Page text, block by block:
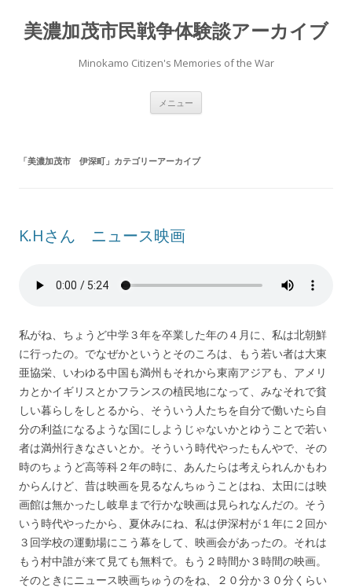
美濃加茂市民戦争体験談アーカイブ
Minokamo Citizen's Memories of the War
メニュー
「美濃加茂市 伊深町 」カテゴリーアーカイブ
K.Hさん ニュース映画
私がね、ちょうど中学３年を卒業した年の４月に、私は北朝鮮
に行ったの。でなぜかというとそのころは、もう若い者は大東
亜協栄、いわゆる中国も満州もそれから東南アジアも、アメリ
カとかイギリスとかフランスの植民地になって、みなそれで貧
しい暮らしをしとるから、そういう人たちを自分で働いたら自
分の利益になるような国にしようじゃないかとゆうことで若い
者は満州行きなさいとか。そういう時代やったもんやで、その
時のちょうど高等科２年の時に、あんたらは考えられんかもわ
からんけど、昔は映画を見るなんちゅうことはね、太田には映
画館は無かったし岐阜まで行かな映画は見られなんだの。そう
いう時代やったから、夏休みにね、私は伊深村が１年に２回か
３回学校の運動場にこう幕をして、映画会があったの。それは
もう村中誰が来て見ても無料で。もう２時間か３時間の映画。
そのときにニュース映画ちゅうのをね、２０分か３０分くらい